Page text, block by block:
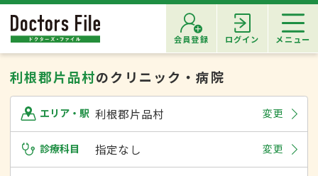
会員登録 ログイン メニュー
利根郡片品村のクリニック・病院
エリア・駅 利根郡片品村 変更
診療科目 指定なし 変更